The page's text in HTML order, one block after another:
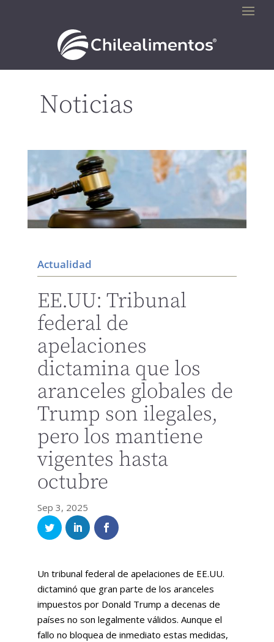
Noticias
Actualidad
EE.UU: Tribunal
federal de
apelaciones
dictamina que los
aranceles globales de
Trump son ilegales,
pero los mantiene
vigentes hasta
octubre
Sep 3, 2025
Un tribunal federal de apelaciones de EE.UU.
dictaminó que gran parte de los aranceles
impuestos por Donald Trump a decenas de
países no son legalmente válidos. Aunque el
fallo no bloquea de inmediato estas medidas,